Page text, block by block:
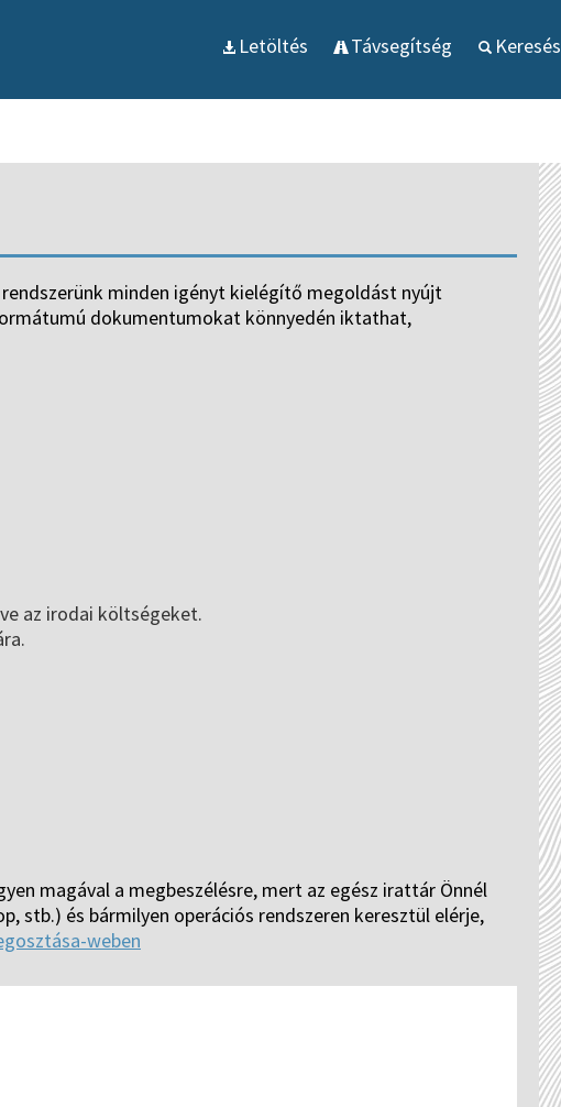
Letöltés Távsegítség Keresés
minden igényt kielégítő megoldást nyújt
dokumentumokat könnyedén iktathat,
az irodai költségeket.
magával a megbeszélésre, mert az egész irattár Önnél
stb.) és bármilyen operációs rendszeren keresztül elérje,
weben